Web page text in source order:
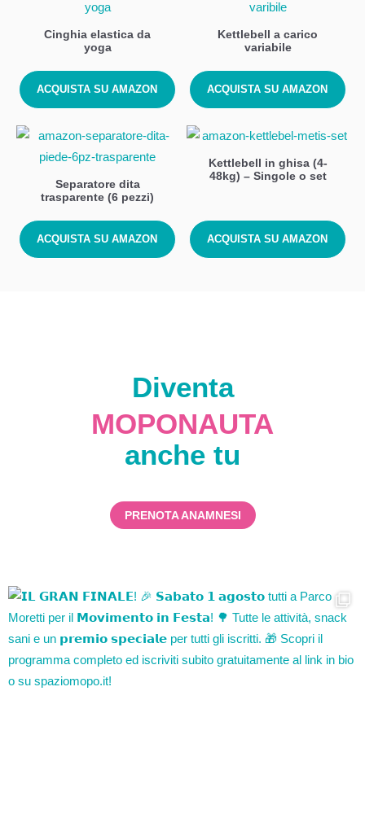
Cinghia elastica da
yoga
ACQUISTA SU AMAZON
Kettlebell a carico
variabile
ACQUISTA SU AMAZON
Separatore dita
trasparente (6 pezzi)
ACQUISTA SU AMAZON
Kettlebell in ghisa (4-
48kg) – Singole o set
ACQUISTA SU AMAZON
Diventa
MOPONAUTA
anche tu
PRENOTA ANAMNESI